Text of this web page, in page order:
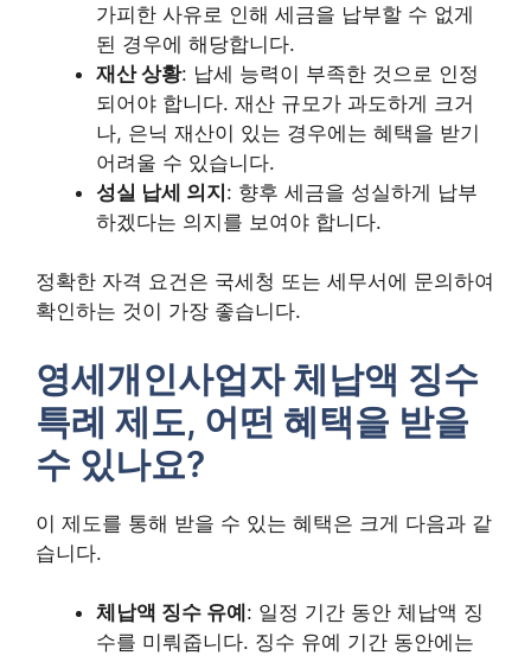
가피한 사유로 인해 세금을 납부할 수 없게
된 경우에 해당합니다.
재산 상황: 납세 능력이 부족한 것으로 인정
되어야 합니다. 재산 규모가 과도하게 크거
나, 은닉 재산이 있는 경우에는 혜택을 받기
어려울 수 있습니다.
성실 납세 의지: 향후 세금을 성실하게 납부
하겠다는 의지를 보여야 합니다.
정확한 자격 요건은 국세청 또는 세무서에 문의하여
확인하는 것이 가장 좋습니다.
영세개인사업자 체납액 징수
특례 제도, 어떤 혜택을 받을
수 있나요?
이 제도를 통해 받을 수 있는 혜택은 크게 다음과 같
습니다.
체납액 징수 유예 : 일정 기간 동안 체납액 징
수를 미뤄줍니다. 징수 유예 기간 동안에는